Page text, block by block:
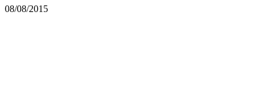
08/08/2015